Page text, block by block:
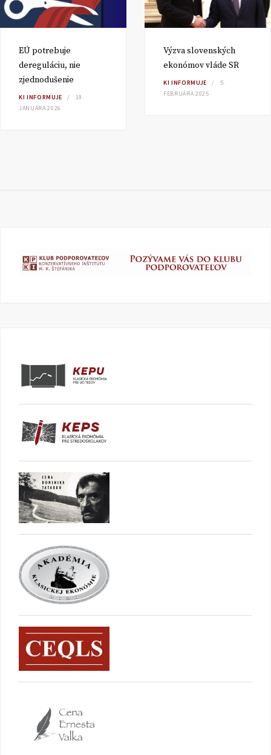
EÚ potrebuje
dereguláciu, nie
zjednodušenie
KI INFORMUJE
19.
JANUÁRA 2026
Výzva slovenských
ekonómov vláde SR
KI INFORMUJE
5.
FEBRUÁRA 2025